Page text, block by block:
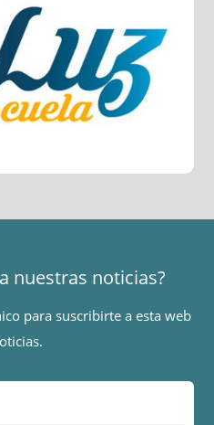
nuestras noticias?
para suscribirte a esta web